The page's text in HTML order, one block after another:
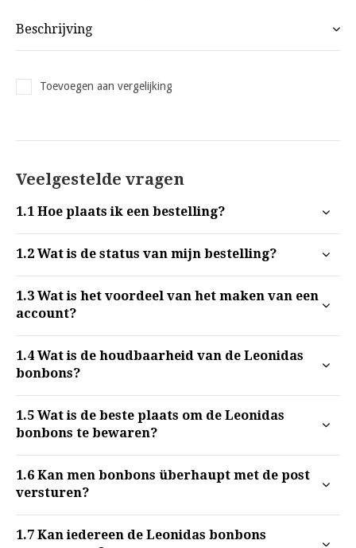
Beschrijving
Toevoegen aan vergelijking
Veelgestelde vragen
1.1 Hoe plaats ik een bestelling?
1.2 Wat is de status van mijn bestelling?
1.3 Wat is het voordeel van het maken van een
account?
1.4 Wat is de houdbaarheid van de Leonidas
bonbons?
1.5 Wat is de beste plaats om de Leonidas
bonbons te bewaren?
1.6 Kan men bonbons überhaupt met de post
versturen?
1.7 Kan iedereen de Leonidas bonbons